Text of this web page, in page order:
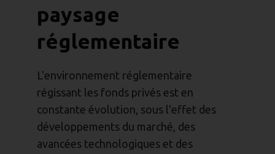
paysage
réglementaire
L'environnement réglementaire
régissant les fonds privés est en
constante évolution, sous l'effet des
développements du marché, des
avancées technologiques et des